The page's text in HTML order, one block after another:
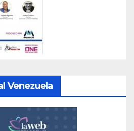
Venezuela